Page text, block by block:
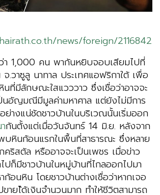
news/foreign/2116842
า 1,000 คน พากันหยิบจอบเสียมไปที่
จ.วาซูลู นาทาล ประเทศแอฟริกาใต้ เพื่อ
ที่มีลักษณะใสแวววาว ซึ่งเชื่อว่าอาจจะ
นอัญมณีมีมูลค่ามหาศาล แต่ยังไม่มีการ
างแน่ชัดชาวบ้านในบริเวณนั้นเริ่มออก
กันตั้งแต่เมื่อวันจันทร์ 14 มิ.ย. หลังจาก
หินก้อนแรกในพื้นที่สาธารณะ ซึ่งหลาย
คริสตัล หรืออาจจะเป็นเพชร เมื่อข่าว
ปก็มีชาวบ้านในหมู่บ้านที่ไกลออกไปมา
ก้อนหิน โดยชาวบ้านต่างเชื่อว่าหากเจอ
ายไ้ด้เงินจำนวนมาก ทำให้ชีวิตสามารถ